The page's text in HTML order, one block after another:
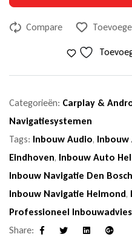
Compare
Categorieën: Carplay &
Navigatiesystemen
Tags: Inbouw Audio, Inbouw
Eindhoven, Inbouw Auto
Inbouw Navigatie Den Bosch
Inbouw Navigatie Helmond,
Professioneel Inbouwadvies
Share: